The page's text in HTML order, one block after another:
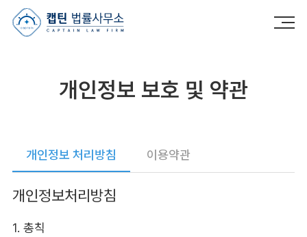
캡틴법률사무소
개인정보 보호 및 약관
개인정보 처리방침 이용약관
개인정보처리방침
1. 총칙